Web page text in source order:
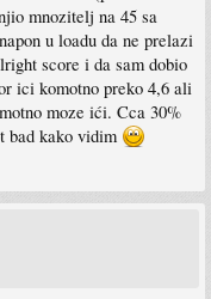
mnozitelj na 45 sa
u loadu da ne prelazi
score i da sam dobio
ici komotno preko 4,6 ali
moze ići. Cca 30%
bad kako vidim